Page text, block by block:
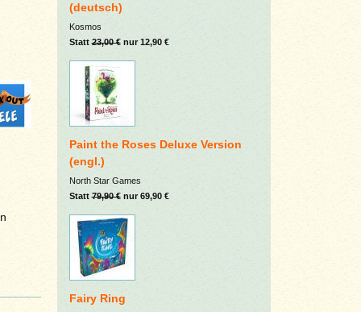
(deutsch)
Kosmos
Statt23,00 €nur 12,90 €
Paint the Roses Deluxe Version
(engl.)
North Star Games
Statt79,90 €nur 69,90 €
Fairy Ring